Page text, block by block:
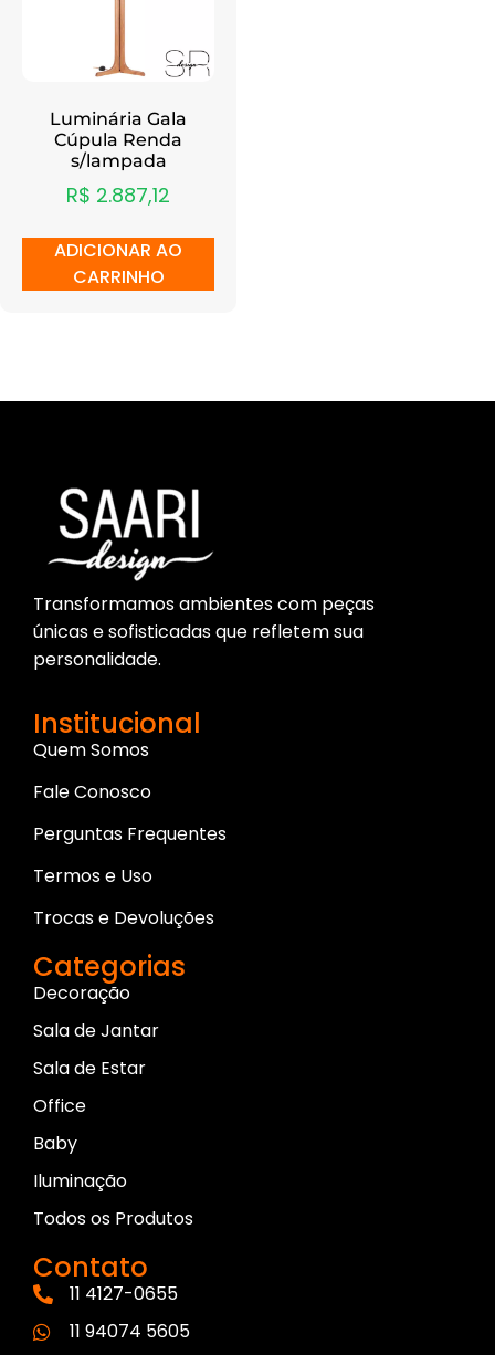
Luminária Gala
Cúpula Renda
s/lampada
R$ 2.887,12
ADICIONAR AO
CARRINHO
Transformamos ambientes com peças
únicas e sofisticadas que refletem sua
personalidade.
Institucional
Quem Somos
Fale Conosco
Perguntas Frequentes
Termos e Uso
Trocas e Devoluções
Categorias
Decoração
Sala de Jantar
Sala de Estar
Office
Baby
Iluminação
Todos os Produtos
Contato
11 4127-0655
11 94074 5605